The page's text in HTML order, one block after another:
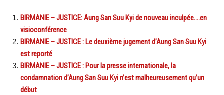
BIRMANIE – JUSTICE: Aung San Suu Kyi de nouveau inculpée….en
visioconférence
BIRMANIE – JUSTICE : Le deuxième jugement d’Aung San Suu Kyi
est reporté
BIRMANIE – JUSTICE : Pour la presse internationale, la
condamnation d’Aung San Suu Kyi n’est malheureusement qu’un
début